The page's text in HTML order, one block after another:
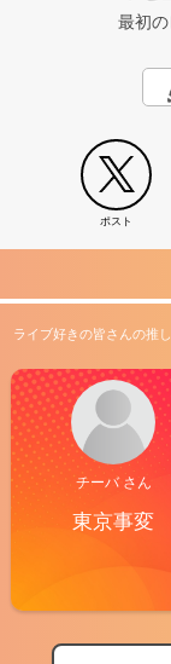
最初
ポスト
ライブ好きの皆さんの推
チーバ さん
東京事変